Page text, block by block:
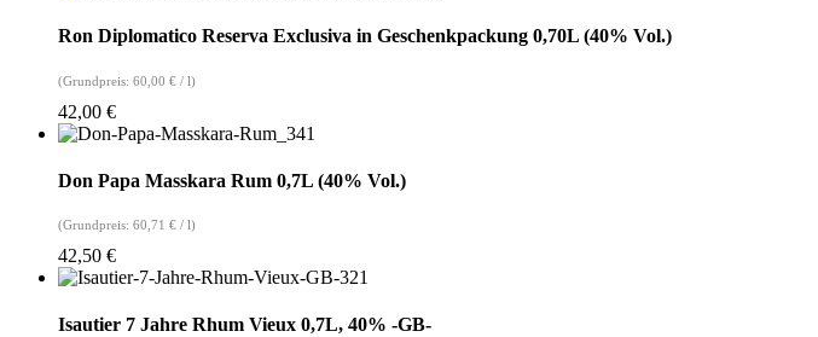
Ron Diplomatico Reserva Exclusiva in Geschenkpackung 0,70L (40% Vol.)
(Grundpreis: 60,00 € / l)
42,00 €
Don Papa Masskara Rum 0,7L (40% Vol.)
(Grundpreis: 60,71 € / l)
42,50 €
Isautier 7 Jahre Rhum Vieux 0,7L, 40% -GB-